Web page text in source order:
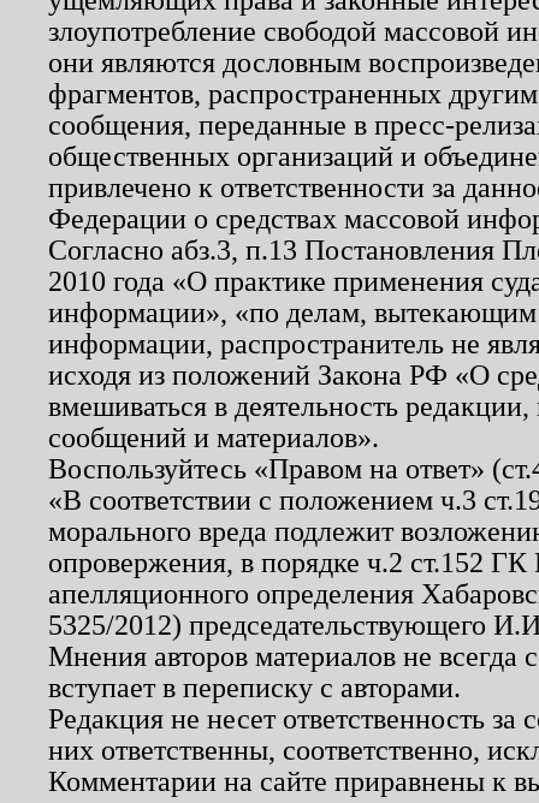
злоупотребление свободой массовой
они являются дословным
фрагментов, распространенных
сообщения, переданные в пресс-
общественных организаций и
привлечено к ответственности за
Федерации о средствах массовой
Согласно абз.3, п.13 Постановления
2010 года «О практике применения
информации», «по делам, вытекающим
информации, распространитель не
исходя из положений Закона РФ «О
вмешиваться в деятельность
сообщений и материалов».
Воспользуйтесь «Правом на ответ»
«В соответствии с положением ч.3
морального вреда подлежит
опровержения, в порядке ч.2 ст.152
апелляционного определения
5325/2012) председательствующего
Мнения авторов материалов не
вступает в переписку с авторами.
Редакция не несет ответственность
них ответственны, соответственно,
Комментарии на сайте приравнены к